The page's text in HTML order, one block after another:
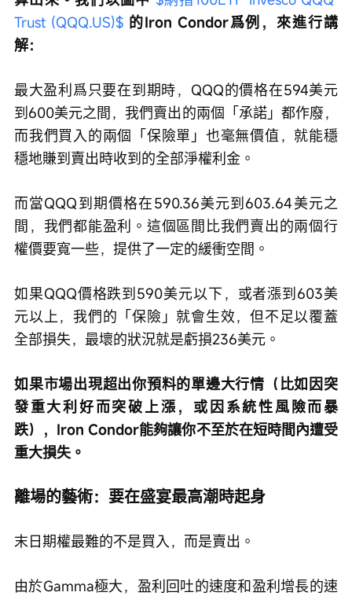
Trust (QQQ.US)$ 的Iron Condor爲例，來進行講
解：
最大盈利爲只要在到期時，QQQ的價格在594美元
到600美元之間，我們賣出的兩個「承諾」都作廢，
而我們買入的兩個「保險單」也毫無價值，就能穩
穩地賺到賣出時收到的全部淨權利金。
而當QQQ到期價格在590.36美元到603.64美元之
間，我們都能盈利。這個區間比我們賣出的兩個行
權價要寬一些，提供了一定的緩衝空間。
如果QQQ價格跌到590美元以下，或者漲到603美
元以上，我們的「保險」就會生效，但不足以覆蓋
全部損失，最壞的狀況就是虧損236美元。
如果市場出現超出你預料的單邊大行情（比如因突
發重大利好而突破上漲，或因系統性風險而暴
跌），Iron Condor能夠讓你不至於在短時間內遭受
重大損失。
離場的藝術：要在盛宴最高潮時起身
末日期權最難的不是買入，而是賣出。
由於Gamma極大，盈利回吐的速度和盈利增長的速